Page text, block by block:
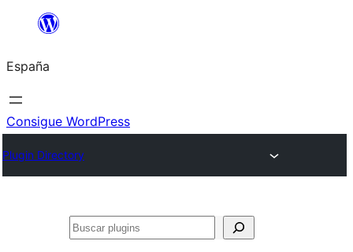
Saltar
contenido
España
Consigue WordPress
Plugin Directory
Buscar